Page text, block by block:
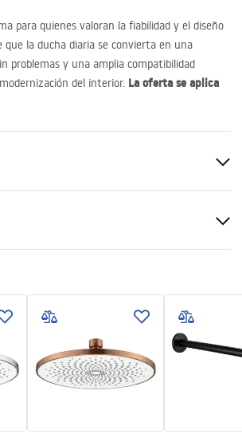
para quienes valoran la fiabilidad y el diseño
la ducha diaria se convierta en una
problemas y una amplia compatibilidad
del interior. La oferta se aplica
Atornillado
2 años
Warranty_Terms_and_Conditions_
Accessories_-_24.pdf